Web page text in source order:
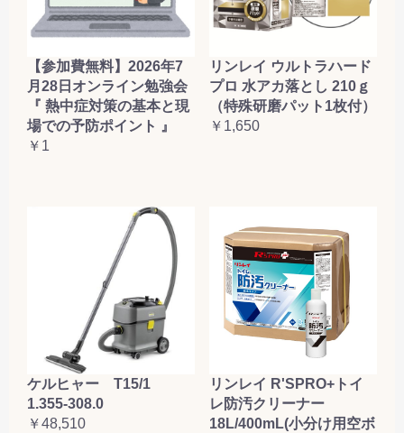
【参加費無料】2026年7
月28日オンライン勉強会
『 熱中症対策の基本と現
場での予防ポイント 』
￥1
リンレイ ウルトラハード
プロ 水アカ落とし 210ｇ
（特殊研磨パット1枚付）
￥1,650
ケルヒャー T15/1
1.355-308.0
￥48,510
リンレイ R'SPRO+トイ
レ防汚クリーナー
18L/400mL(小分け用空ボ